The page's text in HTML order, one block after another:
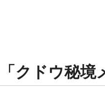
「クドウ秘